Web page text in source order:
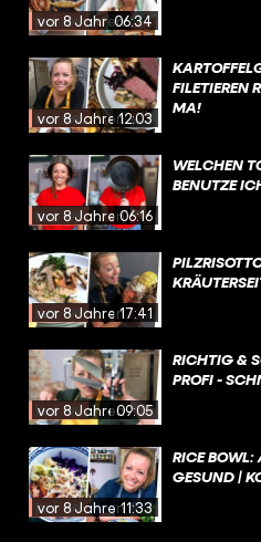
vor 8 Jahren06:34
vor 8 Jahren12:03
FILETIEREN
MA!
vor 8 Jahren06:16
WELCHEN
BENUTZE
vor 8 Jahren17:41
vor 8 Jahren09:05
RICHTIG &
PROFI -
vor 8 Jahren11:33
RICE BOWL:
GESUND |